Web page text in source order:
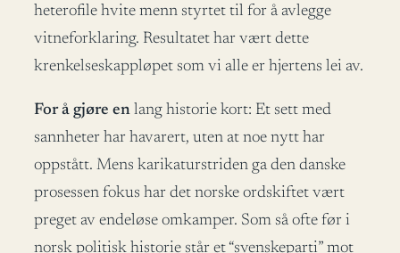
heterofile hvite menn styrtet til for å avlegge
vitneforklaring. Resultatet har vært dette
krenkelseskappløpet som vi alle er hjertens lei av.
For å gjøre en lang historie kort: Et sett med
sannheter har havarert, uten at noe nytt har
oppstått. Mens karikaturstriden ga den danske
prosessen fokus har det norske ordskiftet vært
preget av endeløse omkamper. Som så ofte før i
norsk politisk historie står et “svenskeparti” mot